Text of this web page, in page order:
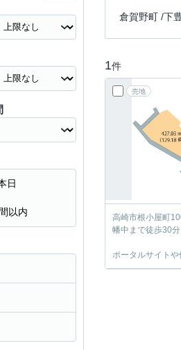
倉賀野町 /下
1件
売地
高崎市根小屋町
幡中まで徒歩30分
ポータルサイト
日
以内